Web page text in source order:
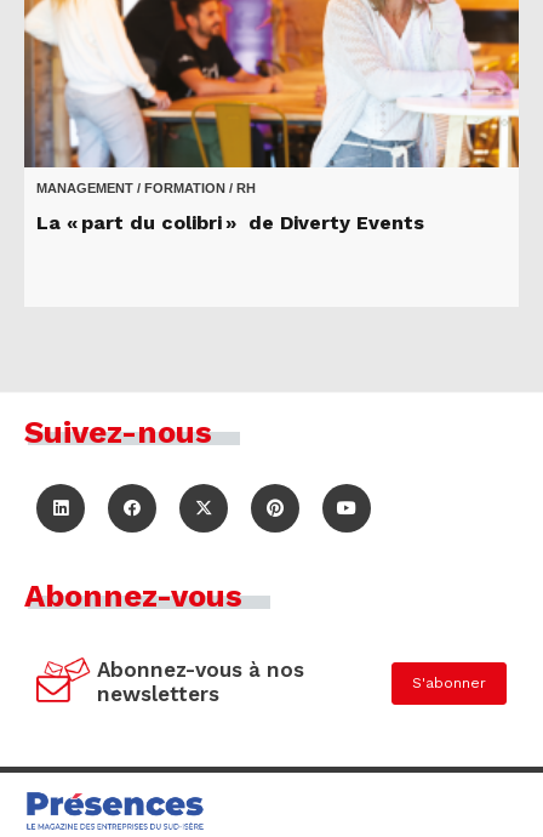
MANAGEMENT / FORMATION / RH
La « part du colibri » de Diverty Events
Suivez-nous
Abonnez-vous
Abonnez-vous à nos
newsletters
S'abonner